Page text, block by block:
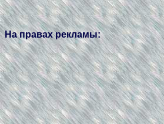
На правах рекламы: